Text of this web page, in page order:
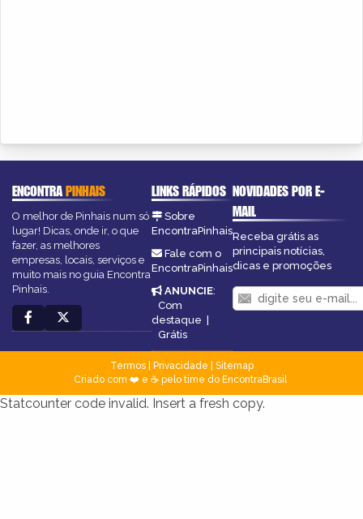
ENCONTRAPINHAIS
O melhor de Pinhais num só
lugar! Dicas, onde ir, o que
fazer, as melhores
empresas, locais, serviços e
muito mais no guia Encontra
Pinhais.
LINKS RÁPIDOS
Sobre
EncontraPinhais
Fale com o
EncontraPinhais
ANUNCIE:
Com
destaque |
Grátis
NOVIDADES POR E-
MAIL
Receba grátis as
principais notícias,
dicas e promoções
Termos| Privacidade
Sitemap
Criado com ❤️ e ☕ pelo time do EncontraBrasil
Statcounter code invalid. Insert a fresh copy.